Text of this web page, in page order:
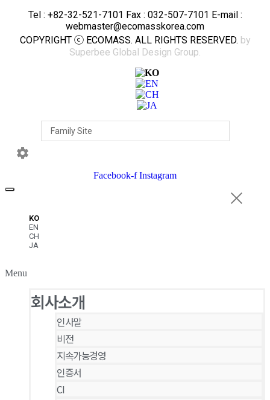
Tel : +82-32-521-7101 Fax : 032-507-7101 E-mail :
webmaster@ecomasskorea.com
COPYRIGHT ⓒ ECOMASS. ALL RIGHTS RESERVED. by
Superbee Global Design Group.
Facebook-f Instagram
KO
EN
CH
JA
Menu
회사소개
인사말
비전
지속가능경영
인증서
CI